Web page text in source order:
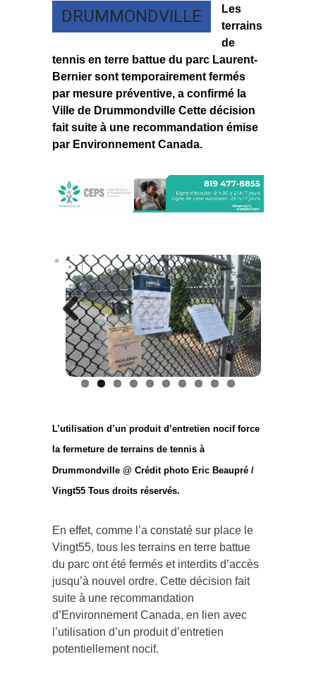
DRUMMONDVILLE
Les
terrains
de
tennis en terre battue du parc Laurent-
Bernier sont temporairement fermés
par mesure préventive, a confirmé la
Ville de Drummondville Cette décision
fait suite à une recommandation émise
par Environnement Canada.
Previous Next
L’utilisation d’un produit d’entretien nocif force
la fermeture de terrains de tennis à
Drummondville @ Crédit photo Eric Beaupré /
Vingt55 Tous droits réservés.
En effet, comme l’a constaté sur place le
Vingt55, tous les terrains en terre battue
du parc ont été fermés et interdits d’accès
jusqu’à nouvel ordre. Cette décision fait
suite à une recommandation
d’Environnement Canada, en lien avec
l’utilisation d’un produit d’entretien
potentiellement nocif.